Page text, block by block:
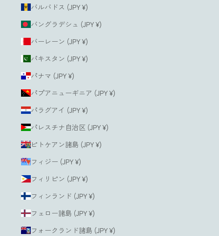
バルバドス (JPY ¥)
バングラデシュ (JPY ¥)
バーレーン (JPY ¥)
パキスタン (JPY ¥)
パナマ (JPY ¥)
パプアニューギニア (JPY ¥)
パラグアイ (JPY ¥)
パレスチナ自治区 (JPY ¥)
ピトケアン諸島 (JPY ¥)
フィジー (JPY ¥)
フィリピン (JPY ¥)
フィンランド (JPY ¥)
フェロー諸島 (JPY ¥)
フォークランド諸島 (JPY ¥)